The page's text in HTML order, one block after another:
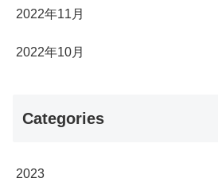
2022年11月
2022年10月
Categories
2023